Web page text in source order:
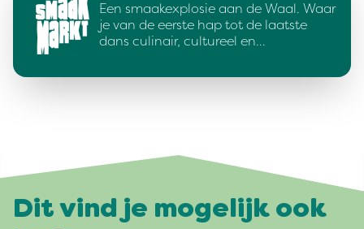
Een smaakexplosie aan de Waal. Waar
je van de eerste hap tot de laatste
dans culinair, cultureel en…
Dit vind je mogelijk ook